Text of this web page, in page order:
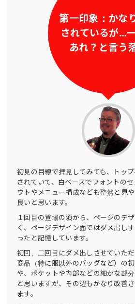
第一印象：かな
されているが…
あれ？と言う
初見の目線で拝見してみても、トッ
されていて、白ベースでフォントの
ウトやメニュー構成なども整然と見
良いと思います。
１回目の登場の頃から、ページのデ
く、ページデザイン面ではダメ出し
ったと記憶しています。
初回、二回目にダメ出しさせていた
商品（特に服以外のバッグなど）の
や、ポケットや内部などの細かな部
と思いますが、その辺もかなり改善
ます。